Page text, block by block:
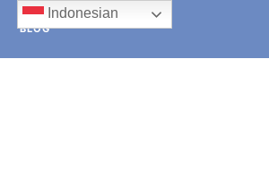
BLOG
Indonesian